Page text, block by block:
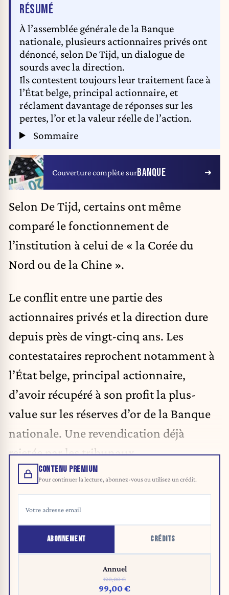
RÉSUMÉDE L'ARTICLE
À l’assemblée générale de la Banque
nationale, plusieurs actionnaires privés ont
dénoncé, selon De Tijd, un dialogue de
sourds avec la direction.
Ils contestent toujours leur traitement face à
l’État belge, principal actionnaire, et
réclament davantage de réponses sur les
pertes, l’or et la valeur réelle de l’action.
Sommaire
Couverture complète surBANQUE
Selon De Tijd, certains ont même
comparé le fonctionnement de
l’institution à celui de « la Corée du
Nord ou de la Chine ».
Le conflit entre une partie des
actionnaires privés et la direction dure
depuis près de vingt-cinq ans. Les
contestataires reprochent notamment à
l’État belge, principal actionnaire,
d’avoir récupéré à son profit la plus-
value sur les réserves d’or de la Banque
nationale. Une revendication déjà
rejetée par les tribunaux.
CONTENU PREMIUM
Pour continuer la lecture, abonnez-vous ou utilisez un crédit.
ABONNEMENT CRÉDITS
Annuel
120,00 €
99,00 €